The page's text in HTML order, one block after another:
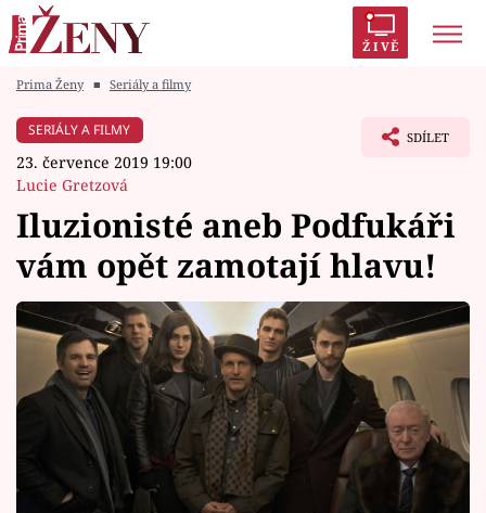
ŽIVĚ
Módní alarm
Témata
Celebrity
Vztahy
Seriály
Horoskopy
Prima Ženy ■ Seriály a filmy
SERIÁLY A FILMY
23. července 2019 19:00
Lucie Gretzová
SDÍLET
Iluzionisté aneb Podfukáři
vám opět zamotají hlavu!